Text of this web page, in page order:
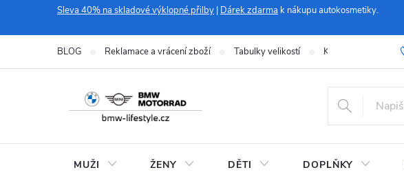
Sleva 40% na skladové výklopné přilby Dárek zdarma k nákupu autokosmetiky.
BLOG Reklamace a vrácení zboží Tabulky velikostí Kontaktujte nás
MUŽI ŽENY DĚTI DOPLŇKY